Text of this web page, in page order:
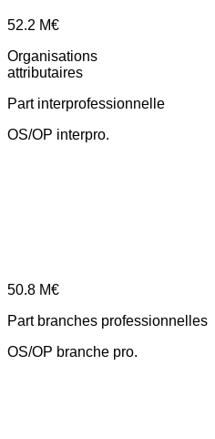
52.2 M€
Organisations
attributaires
Part interprofessionnelle
OS/OP interpro.
50.8 M€
Part branches professionnelles
OS/OP branche pro.